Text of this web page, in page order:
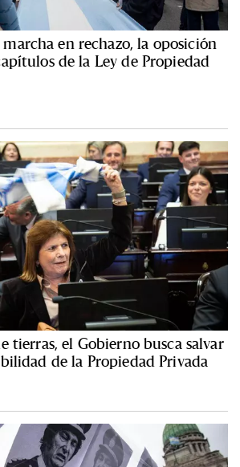
en rechazo, la oposición
de la Ley de Propiedad
tierras, el Gobierno busca salvar
de la Propiedad Privada